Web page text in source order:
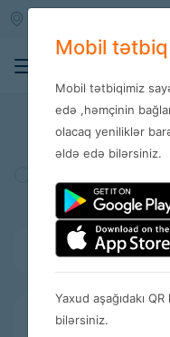
Bütün kateqoriyalar
Mobil
Mobil tətbiqimiz
edə ,həmçinin
olacaq yeniliklər
əldə edə bilərsiniz.
Yaxud aşağıdakı
bilərsiniz.